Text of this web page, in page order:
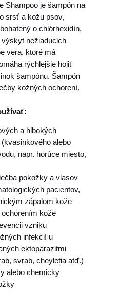
Shampoo je šampón na
srsť a kožu psov,
o chlórhexidín,
nežiaducich
vera, ktoré má
rýchlejšie hojiť
šampónu. Šampón
kožných ochorení.
a hlbokých
alebo
napr. horúce miesto,
pokožky a vlasov
pacientov,
zápalom kože
kože
vzniku
infekcií u
ektoparazitmi
svrab, cheyletia atď.)
alebo chemicky